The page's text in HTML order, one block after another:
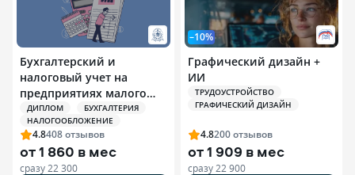
Бухгалтерский и
налоговый учет на
предприятиях малого
бизнеса и
индивидуальных
предпринимателей (ИП)
ДИПЛОМ
БУХГАЛТЕРИЯ
НАЛОГООБЛОЖЕНИЕ
4.8408отзывов
от1 860 в мес
сразу 22 300
–10%
Графический дизайн +
ИИ
ТРУДОУСТРОЙСТВО
ГРАФИЧЕСКИЙ ДИЗАЙН
4.8200отзывов
от1 909 в мес
сразу 22 900